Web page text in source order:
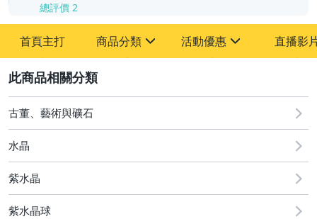
總評價 2
首頁主打 商品分類
其它
活動優惠
[全店] 周年慶
[全店] 粉絲專享
直播影
古董、藝術與礦石
水晶
紫水晶
紫水晶球